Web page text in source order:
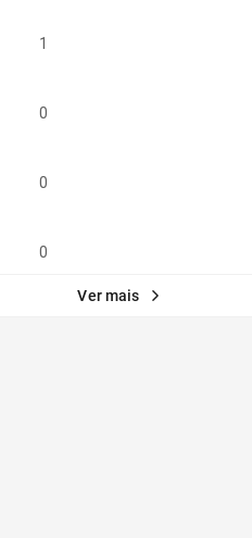
1
0
0
0
Ver mais